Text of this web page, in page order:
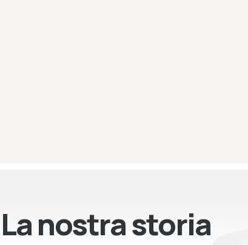
La nostra storia